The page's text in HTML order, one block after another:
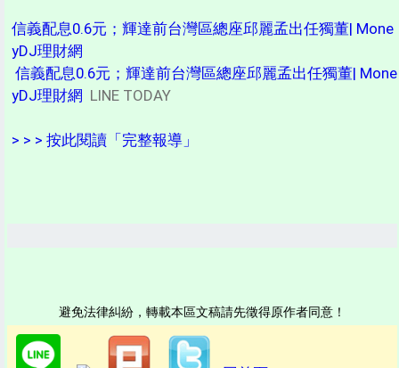
信義配息0.6元；輝達前台灣區總座邱麗孟出任獨董| Mone
yDJ理財網
信義配息0.6元；輝達前台灣區總座邱麗孟出任獨董| Mone
yDJ理財網 LINE TODAY
> > > 按此閱讀「完整報導」
避免法律糾紛，轉載本區文稿請先徵得原作者同意！